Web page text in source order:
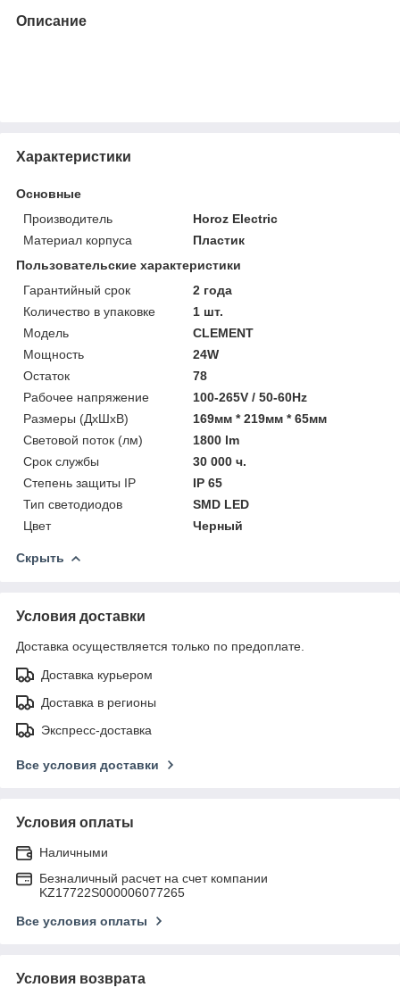
Описание
Характеристики
Основные
Производитель
Horoz Electric
Материал корпуса
Пластик
Пользовательские характеристики
Гарантийный срок
2 года
Количество в упаковке
1 шт.
Модель
CLEMENT
Мощность
24W
Остаток
78
Рабочее напряжение
100-265V / 50-60Hz
Размеры (ДхШхВ)
169мм * 219мм * 65мм
Световой поток (лм)
1800 lm
Срок службы
30 000 ч.
Степень защиты IP
IP 65
Тип светодиодов
SMD LED
Цвет
Черный
Скрыть
Условия доставки
Доставка осуществляется только по предоплате.
Доставка курьером
Доставка в регионы
Экспресс-доставка
Все условия доставки
Условия оплаты
Наличными
Безналичный расчет на счет компании
KZ17722S000006077265
Все условия оплаты
Условия возврата